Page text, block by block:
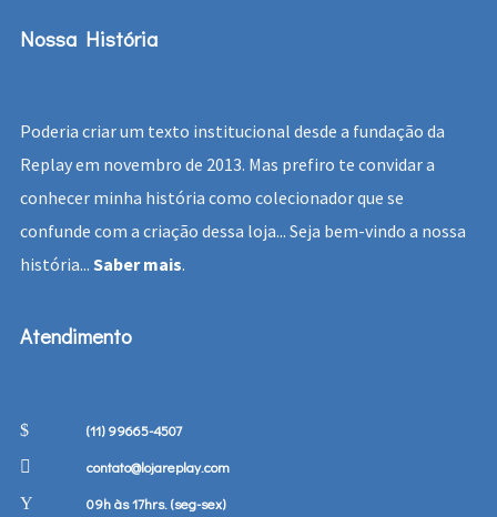
Nossa História
Poderia criar um texto institucional desde a fundação da
Replay em novembro de 2013. Mas prefiro te convidar a
conhecer minha história como colecionador que se
confunde com a criação dessa loja... Seja bem-vindo a nossa
história... Saber mais.
Atendimento
(11) 99665-4507
contato@lojareplay.com
09h às 17hrs. (seg-sex)